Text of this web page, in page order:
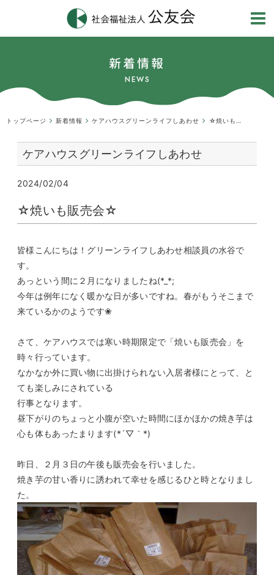
新着情報
NEWS
トップページ 新着情報 ケアハウスグリーンライフしあわせ
ケアハウスグリーンライフしあわせ
2024/02/04
☆焼いも販売会☆
皆様こんにちは！グリーンライフしあわせ相談員の水谷で
す。
あっという間に２月になりましたね(*_*;
今年は例年になく暖かな日が多いですね。春がもうそこまで
来ているかのようです❀
さて、ケアハウスでは寒い時期限定で「焼いも販売会」を
時々行っています。
なかなか外に買い物に出掛けられない入居者様にとって、と
ても楽しみにされている
行事となります。
昼下がりのちょっと小腹が空いた時間にほかほかの焼き芋は
心も体もあったまります(*´▽｀*)
昨日、２月３日の午後も販売会を行いました。
焼き芋の甘い香りに誘われて幸せを感じるひと時となりまし
た。